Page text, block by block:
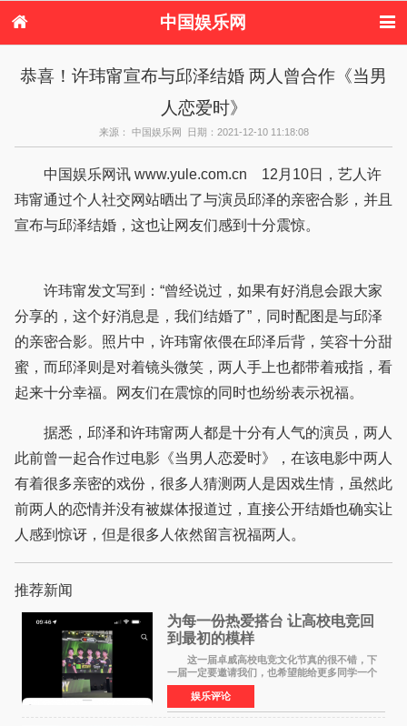
中国娱乐网
港台娱乐
日本娱乐 韩国娱乐
欧美娱乐
音乐新闻 影视新闻
港台明星八卦
日本韩国明星
欧美明星八卦
恭喜！许玮甯宣布与邱泽结婚 两人曾合作《当男
人恋爱时》
来源： 中国娱乐网 日期：2021-12-10 11:18:08
中国娱乐网讯 www.yule.com.cn 12月10日，艺人许
玮甯通过个人社交网站晒出了与演员邱泽的亲密合影，并且
宣布与邱泽结婚，这也让网友们感到十分震惊。
许玮甯发文写到：“曾经说过，如果有好消息会跟大家
分享的，这个好消息是，我们结婚了”，同时配图是与邱泽
的亲密合影。照片中，许玮甯依偎在邱泽后背，笑容十分甜
蜜，而邱泽则是对着镜头微笑，两人手上也都带着戒指，看
起来十分幸福。网友们在震惊的同时也纷纷表示祝福。
据悉，邱泽和许玮甯两人都是十分有人气的演员，两人
此前曾一起合作过电影《当男人恋爱时》，在该电影中两人
有着很多亲密的戏份，很多人猜测两人是因戏生情，虽然此
前两人的恋情并没有被媒体报道过，直接公开结婚也确实让
人感到惊讶，但是很多人依然留言祝福两人。
推荐新闻
为每一份热爱搭台 让高校电竞回
到最初的模样
这一届卓威高校电竞文化节真的很不错，下
一届一定要邀请我们，也希望能给更多同学一个
来到现场的机会。 2026卓威高校电竞文化节
已经落下帷幕，在活动结束后，仍有不少高校电
竞社负责人和现
娱乐评论